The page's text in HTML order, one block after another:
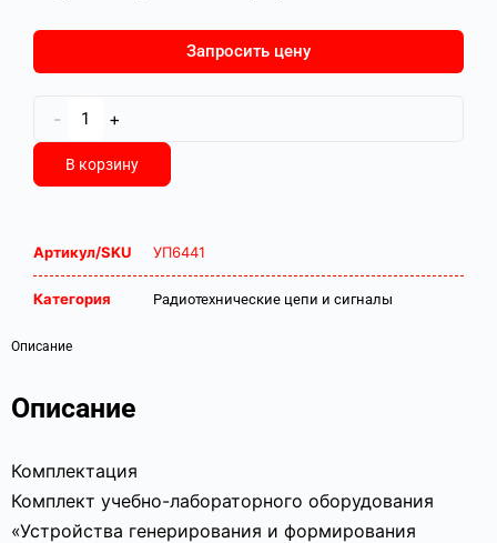
Запросить цену
- +
В корзину
Артикул/SKU УП6441
Категория Радиотехнические цепи и сигналы
Описание
Описание
Комплектация
Комплект учебно-лабораторного оборудования
«Устройства генерирования и формирования